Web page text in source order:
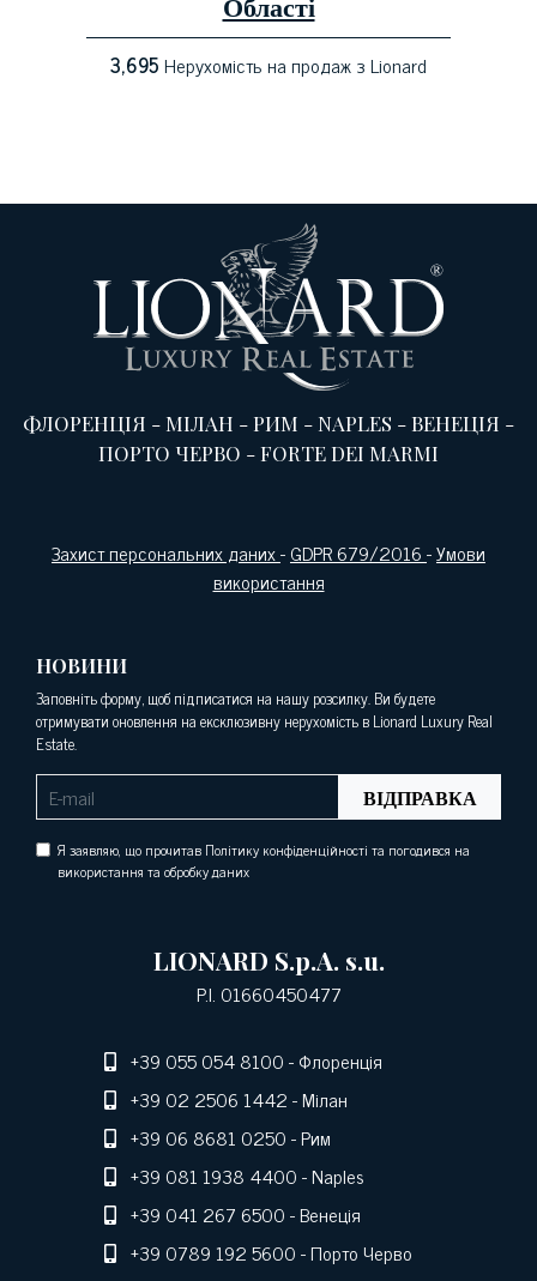
3,695Нерухомість на продаж з Lionard
ФЛОРЕНЦІЯ -МІЛАН -РИМ -NAPLES -ВЕНЕЦІЯ -
ПОРТО ЧЕРВО -FORTE DEI MARMI
Захист персональних даних-GDPR 679/2016-Умови
використання
НОВИНИ
Заповніть форму, щоб підписатися на нашу розсилку. Ви будете
отримувати оновлення на ексклюзивну нерухомість в Lionard Luxury Real
Estate.
ВІДПРАВКА
Я заявляю, що прочитав Політику конфіденційності та погодився на
використання та обробку даних
LIONARD S.p.A. s.u.
P.I. 01660450477
+39 055 054 8100- Флоренція
+39 02 2506 1442- Мілан
+39 06 8681 0250- Рим
+39 081 1938 4400- Naples
+39 041 267 6500- Венеція
+39 0789 192 5600- Порто Черво